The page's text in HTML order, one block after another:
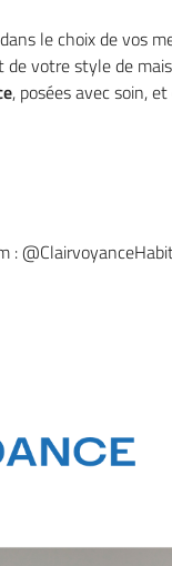
le choix de vos
votre style de
, posées avec soin, et
: